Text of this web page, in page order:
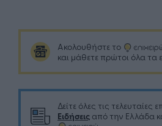
Ακολουθήστε το
και μάθετε πρώτοι όλα τα
Δείτε όλες τις τελευταίες
Ειδήσεις από την Ελλάδα